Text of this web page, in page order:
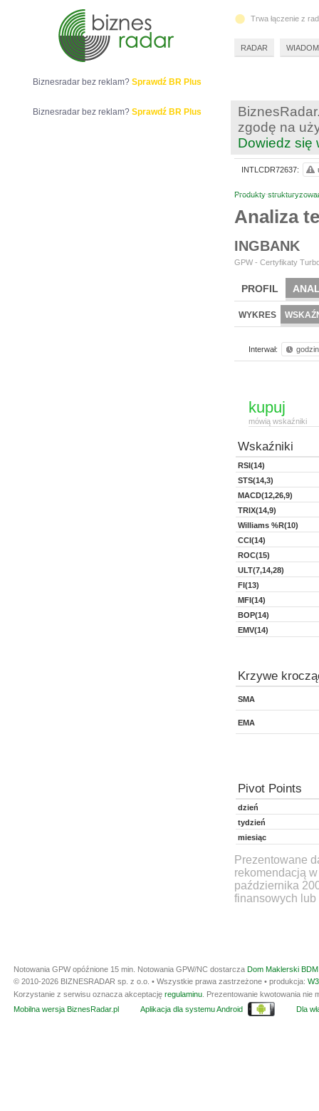
zgodę na
Dowiedz się
Produkty
Analiza
INGBANK
GPW - Certyfikaty
PROFIL
WYKRES
Interwał:
kupuj
mówią wskaźniki
Wskaźniki
RSI(14)
STS(14,3)
MACD(12,26,9)
TRIX(14,9)
Williams %R(10)
CCI(14)
ROC(15)
ULT(7,14,28)
FI(13)
MFI(14)
BOP(14)
EMV(14)
Krzywe
SMA
EMA
Pivot Points
dzień
tydzień
miesiąc
Prezentowane
rekomendacją
października
finansowych lub
INTLCDR72637:
Biznesradar bez reklam? Sprawdź BR Plus
Biznesradar bez reklam? Sprawdź BR Plus
Trwa łączenie z
RADAR
Notowania GPW opóźnione 15 min. Notowania GPW/NC dostarcza Dom Maklerski
© 2010-2026 BIZNESRADAR sp. z o.o. • Wszystkie prawa zastrzeżone • produkcja:
Korzystanie z serwisu oznacza akceptację regulaminu . Prezentowanie kwotowania
Mobilna wersja BiznesRadar.pl
Aplikacja dla systemu Android Dla